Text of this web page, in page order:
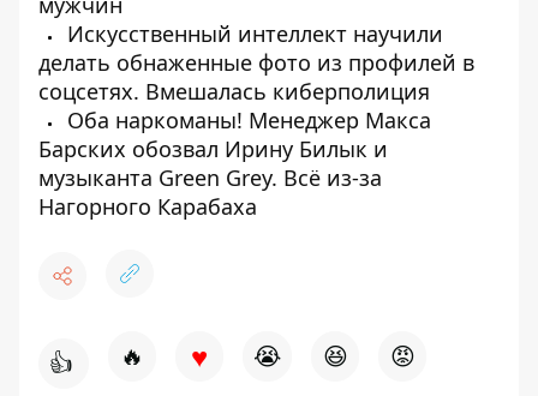
Искусственный интеллект научили
делать обнаженные фото из профилей в
соцсетях. Вмешалась киберполиция
Оба наркоманы! Менеджер Макса
Барских обозвал Ирину Билык и
музыканта Green Grey. Всё из-за
Нагорного Карабаха
👍 🔥 ♥ 😭 😆 😡